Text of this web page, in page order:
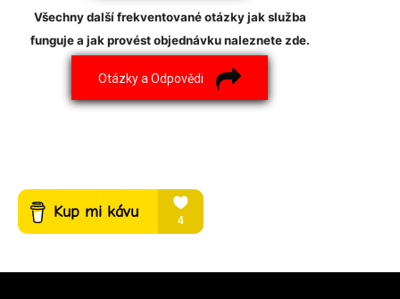
Všechny další frekventované otázky jak služba
funguje a jak provést objednávku naleznete zde.
Otázky a Odpovědi